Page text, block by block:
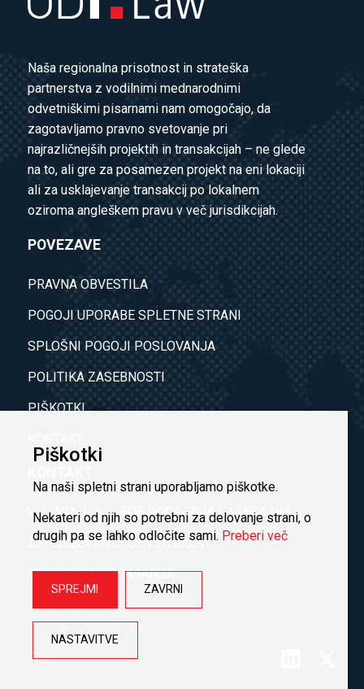
Piškotki
Na naši spletni strani uporabljamo piškotke.
Nekateri od njih so potrebni za delovanje strani, o
drugih pa se lahko odločite sami. Preberi več
SPREJMI ZAVRNI
NASTAVITVE
Naša regionalna prisotnost in strateška
partnerstva z vodilnimi mednarodnimi
odvetniškimi pisarnami nam omogočajo, da
zagotavljamo pravno svetovanje pri
najrazličnejših projektih in transakcijah – ne glede
na to, ali gre za posamezen projekt na eni lokaciji
ali za usklajevanje transakcij po lokalnem
oziroma angleškem pravu v več jurisdikcijah.
POVEZAVE
PRAVNA OBVESTILA
POGOJI UPORABE SPLETNE STRANI
SPLOŠNI POGOJI POSLOVANJA
POLITIKA ZASEBNOSTI
PIŠKOTKI
VPRAŠANJA GLEDE PODROČJA NAŠEGA DELA
ZAPOSLOVANJE ODVETNIKOV
VSA DRUGA VPRAŠANJA
© 2026 Law Firm Ilić & Partners LLP